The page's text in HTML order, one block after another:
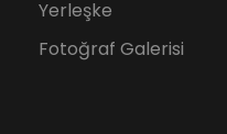
Yerleşke
Fotoğraf Galerisi